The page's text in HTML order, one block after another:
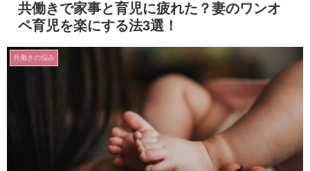
共働きで家事と育児に疲れた？妻のワンオ
ペ育児を楽にする法3選！
共働きの悩み